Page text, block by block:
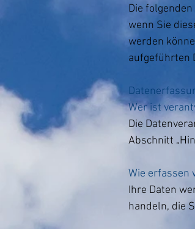
Die
wenn Sie
werden
aufgeführten
Wer ist
Die
Abschnitt
Wie erfassen
Ihre Daten
handeln, die